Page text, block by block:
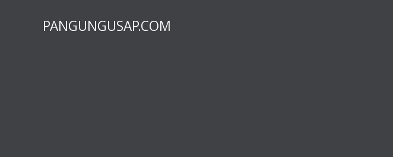
PANGUNGUSAP.COM